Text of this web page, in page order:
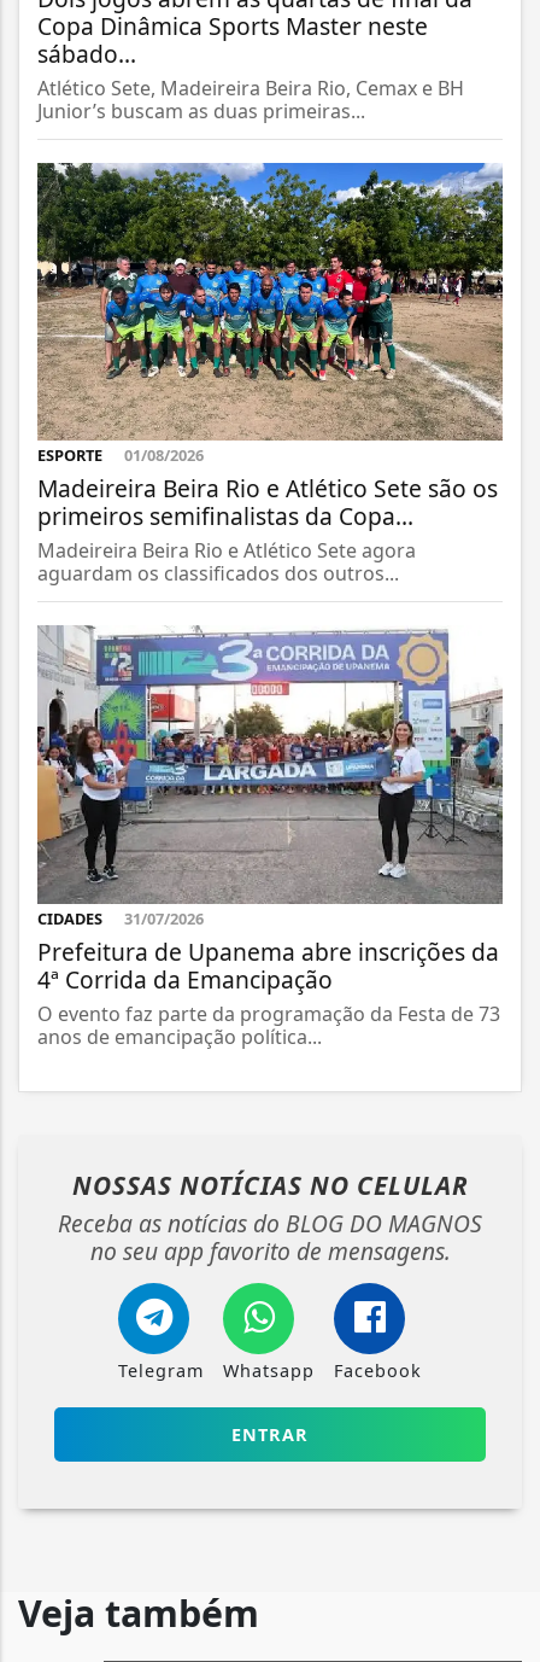
Copa Dinâmica Sports Master neste
sábado...
Atlético Sete, Madeireira Beira Rio, Cemax e BH
Junior’s buscam as duas primeiras...
ESPORTE 01/08/2026
Madeireira Beira Rio e Atlético Sete são os
primeiros semifinalistas da Copa...
Madeireira Beira Rio e Atlético Sete agora
aguardam os classificados dos outros...
CIDADES 31/07/2026
Prefeitura de Upanema abre inscrições da
4ª Corrida da Emancipação
O evento faz parte da programação da Festa de 73
anos de emancipação política...
NOSSAS NOTÍCIAS NO CELULAR
Receba as notícias do BLOG DO MAGNOS
no seu app favorito de mensagens.
Telegram Whatsapp Facebook
ENTRAR
Veja também